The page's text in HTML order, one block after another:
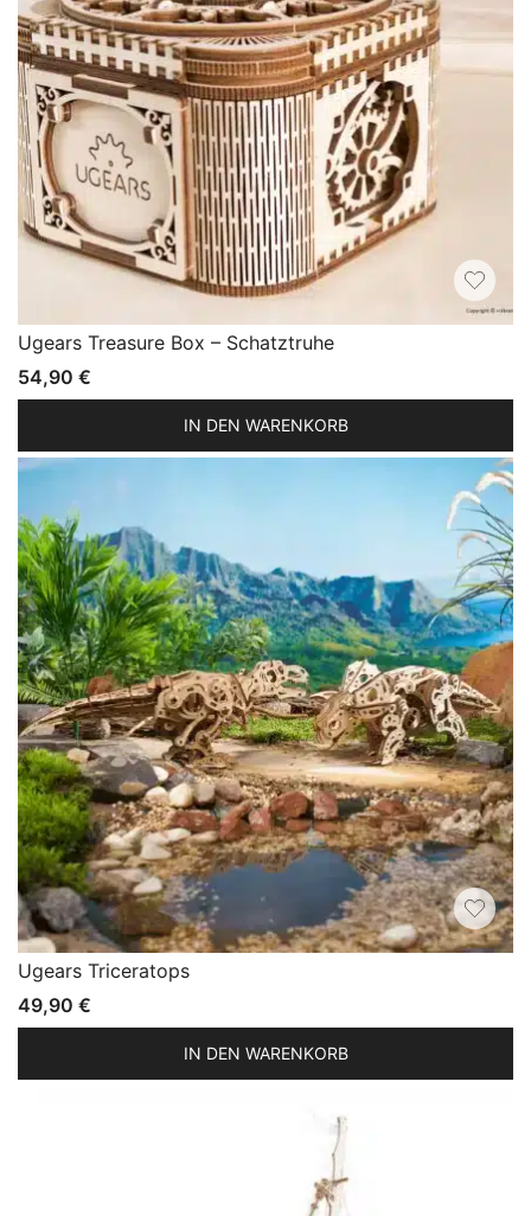
Ugears Treasure Box – Schatztruhe
54,90 €
IN DEN WARENKORB
Ugears Triceratops
49,90 €
IN DEN WARENKORB